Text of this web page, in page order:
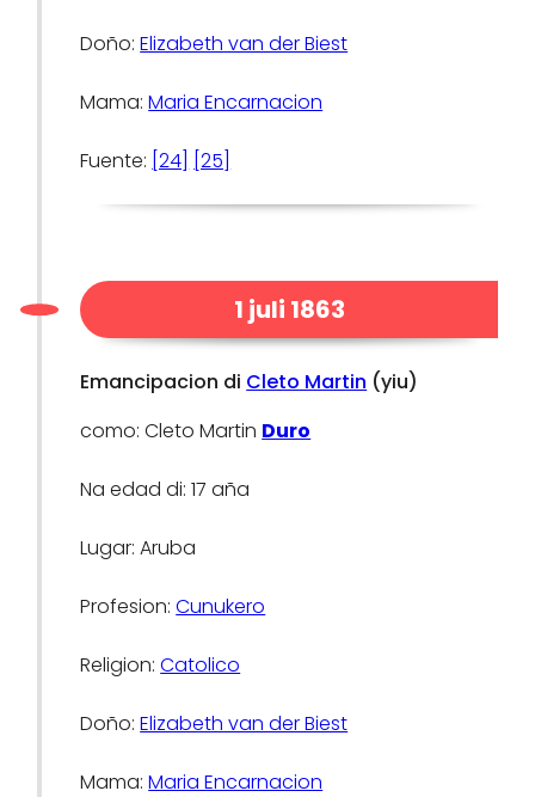
Doño:Elizabeth van der Biest
Mama:Maria Encarnacion
Fuente: [24] [25]
1 juli 1863
Emancipacion di Cleto Martin (yiu)
como: Cleto Martin Duro
Na edad di: 17 aña
Lugar: Aruba
Profesion:Cunukero
Religion:Catolico
Doño:Elizabeth van der Biest
Mama:Maria Encarnacion